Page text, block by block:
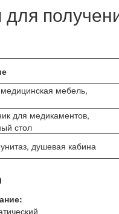
мебель,
для медикаментов,
стол
душевая кабина